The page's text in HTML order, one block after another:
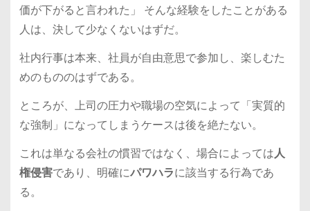
価が下がると言われた」 そんな経験をしたことがある
人は、決して少なくないはずだ。
社内行事は本来、社員が自由意思で参加し、楽しむた
めのもののはずである。
ところが、上司の圧力や職場の空気によって「実質的
な強制」になってしまうケースは後を絶たない。
これは単なる会社の慣習ではなく、場合によっては人
権侵害であり、明確にパワハラに該当する行為であ
る。